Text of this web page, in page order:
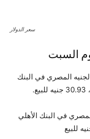
سعر الدولار
السبت
المصري في البنك
في البنك الأهلي